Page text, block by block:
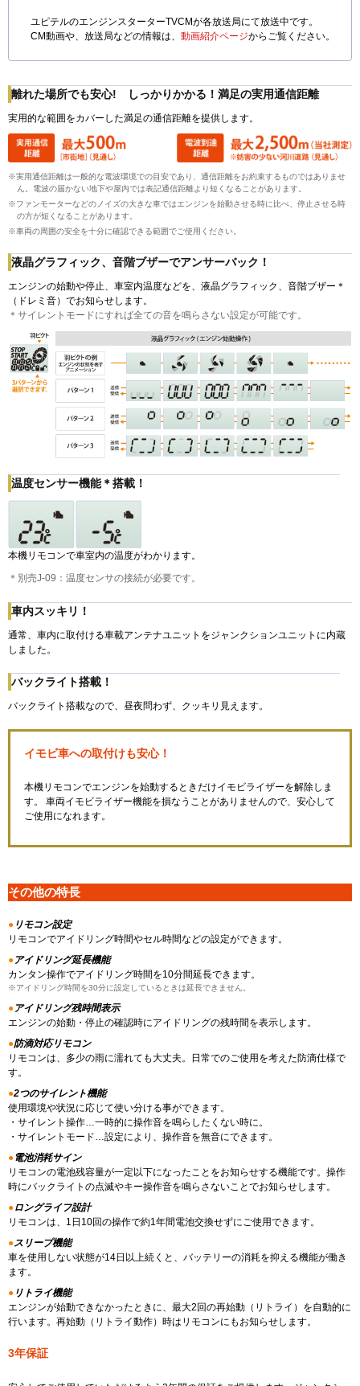
ユピテルのエンジンスターターTVCMが各放送局にて放送中です。
CM動画や、放送局などの情報は、 動画紹介ページからご覧ください。
離れた場所でも安心! しっかりかかる！満足の実用通信距離
実用的な範囲をカバーした満足の通信距離を提供します。
※実用通信距離は一般的な電波環境での目安であり、通信距離をお約束するものではありませ
ん。電波の届かない地下や屋内では表記通信距離より短くなることがあります。
※ファンモーターなどのノイズの大きな車ではエンジンを始動させる時に比べ、停止させる時
の方が短くなることがあります。
※車両の周囲の安全を十分に確認できる範囲でご使用ください。
液晶グラフィック、音階ブザーでアンサーバック！
エンジンの始動や停止、車室内温度などを、液晶グラフィック、音階ブザー＊
（ドレミ音）でお知らせします。
＊サイレントモードにすれば全ての音を鳴らさない設定が可能です。
温度センサー機能＊搭載！
本機リモコンで車室内の温度がわかります。
＊別売J-09：温度センサの接続が必要です。
車内スッキリ！
通常、車内に取付ける車載アンテナユニットをジャンクションユニットに内蔵
しました。
バックライト搭載！
バックライト搭載なので、昼夜問わず、クッキリ見えます。
イモビ車への取付けも安心！
本機リモコンでエンジンを始動するときだけイモビライザーを解除しま
す。 車両イモビライザー機能を損なうことがありませんので、安心して
ご使用になれます。
その他の特長
● リモコン設定
リモコンでアイドリング時間やセル時間などの設定ができます。
●アイドリング延長機能
カンタン操作でアイドリング時間を10分間延長できます。
※アイドリング時間を30分に設定しているときは延長できません。
●アイドリング残時間表示
エンジンの始動・停止の確認時にアイドリングの残時間を表示します。
●防滴対応リモコン
リモコンは、多少の雨に濡れても大丈夫。日常でのご使用を考えた防滴仕様で
す。
●2つのサイレント機能
使用環境や状況に応じて使い分ける事ができます。
・サイレント操作…一時的に操作音を鳴らしたくない時に。
・サイレントモード…設定により、操作音を無音にできます。
●電池消耗サイン
リモコンの電池残容量が一定以下になったことをお知らせする機能です。操作
時にバックライトの点滅やキー操作音を鳴らさないことでお知らせします。
●ロングライフ設計
リモコンは、1日10回の操作で約1年間電池交換せずにご使用できます。
●スリープ機能
車を使用しない状態が14日以上続くと、バッテリーの消耗を抑える機能が働き
ます。
● リトライ機能
エンジンが始動できなかったときに、最大2回の再始動（リトライ）を自動的に
行います。再始動（リトライ動作）時はリモコンにもお知らせします。
3年保証